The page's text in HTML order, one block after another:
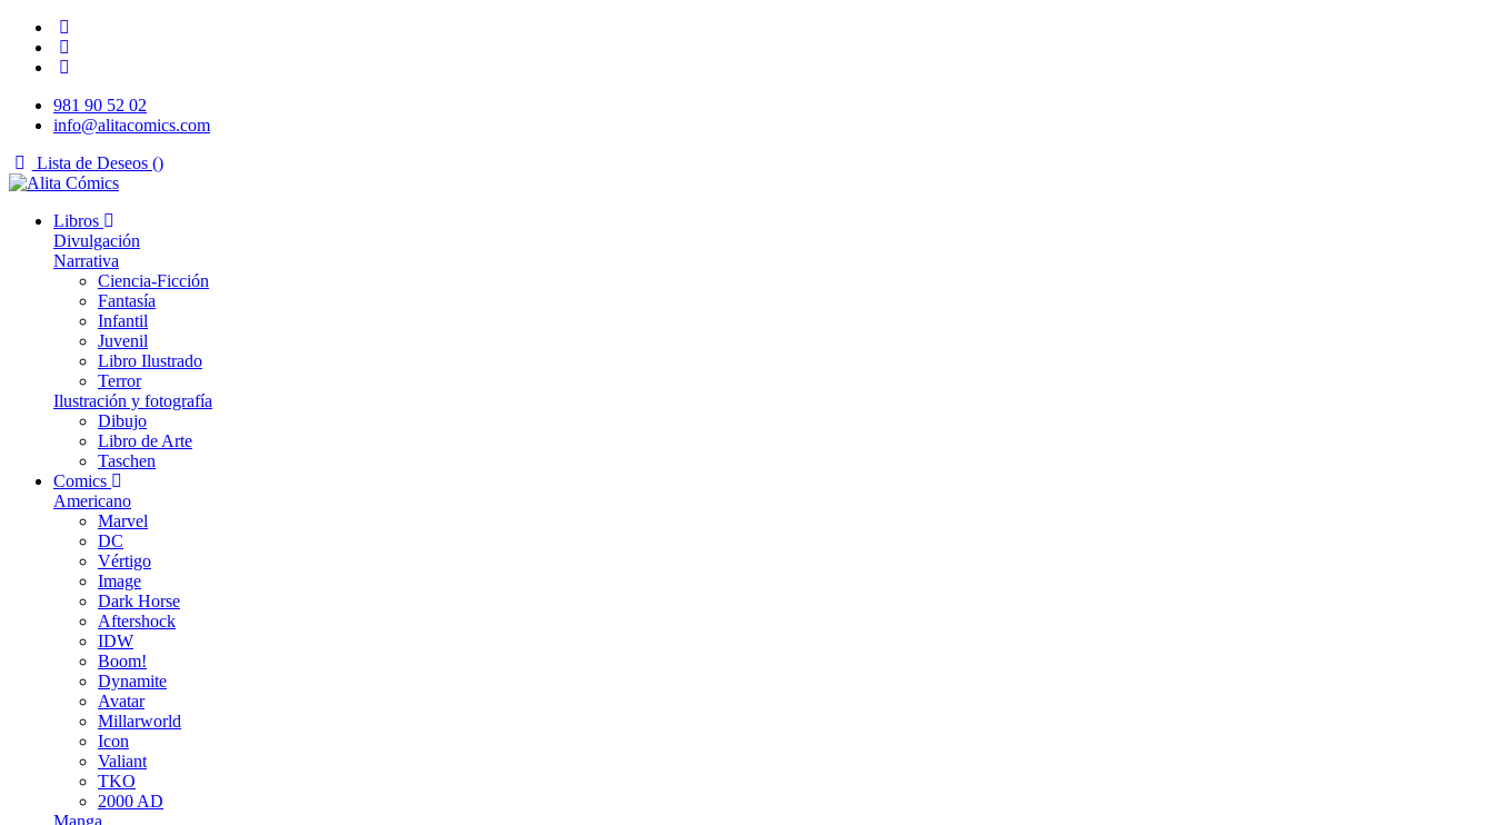
981 90 52 02
info@alitacomics.com
Lista de Deseos ()
Libros
Divulgación
Narrativa
Ciencia-Ficción
Fantasía
Infantil
Juvenil
Libro Ilustrado
Terror
Ilustración y fotografía
Dibujo
Libro de Arte
Taschen
Comics
Americano
Marvel
DC
Vértigo
Image
Dark Horse
Aftershock
IDW
Boom!
Dynamite
Avatar
Millarworld
Icon
Valiant
TKO
2000 AD
Manga